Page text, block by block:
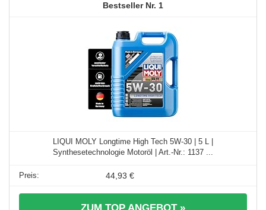
1
LIQUI MOLY Longtime High Tech 5W-30 | 5 L |
Synthesetechnologie Motoröl | Art.-Nr.: 1137 ...
44,93 €